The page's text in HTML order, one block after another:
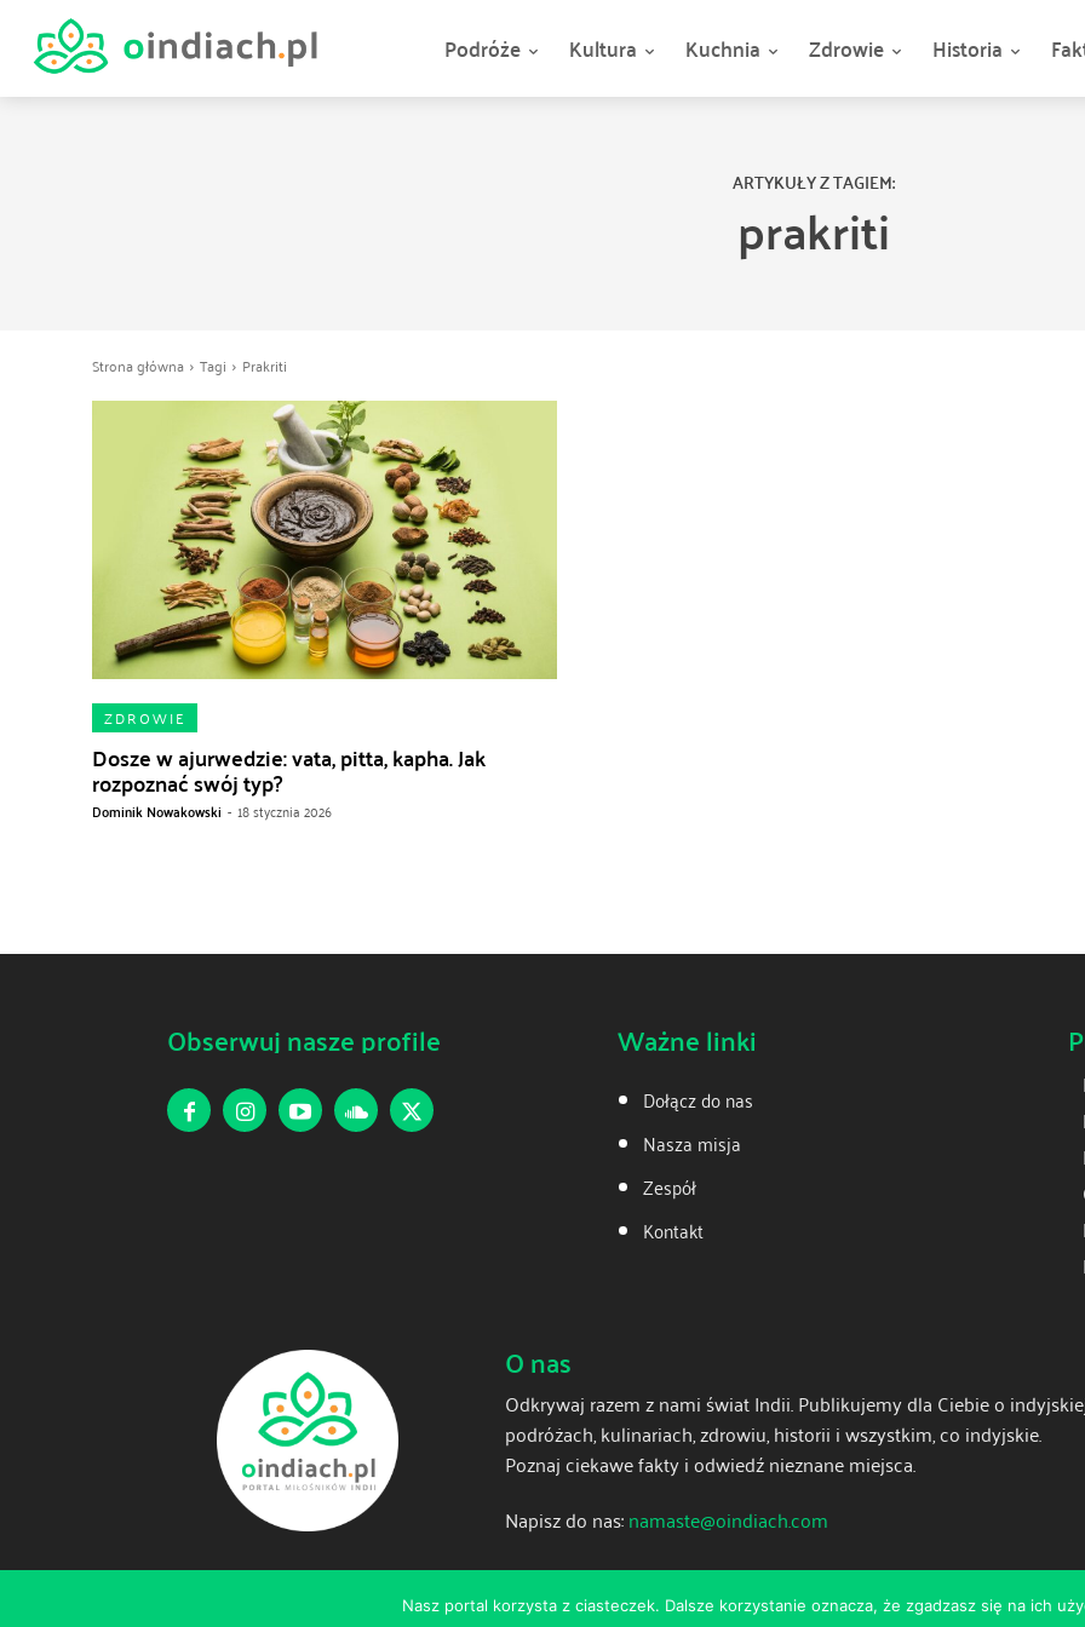
Podróże Kultura Kuchnia Zdrowie Historia
ARTYKUŁY Z TAGIEM:
prakriti
Strona główna Tagi Prakriti
ZDROWIE
Dosze w ajurwedzie: vata, pitta, kapha. Jak
rozpoznać swój typ?
Dominik Nowakowski - 18 stycznia 2026
Obserwuj nasze profile Ważne linki
Dołącz do nas
Nasza misja
Zespół
Kontakt
O nas
Odkrywaj razem z nami świat Indii. Publikujemy dla Ciebie o
podróżach, kulinariach, zdrowiu, historii i wszystkim, co indyjskie.
Poznaj ciekawe fakty i odwiedź nieznane miejsca.
Napisz do nas:namaste@oindiach.com
© 2025 oindiach.pl - wszelkie prawa zastrzeżone
Nasz portal korzysta z ciasteczek. Dalsze korzystanie oznacza, że zgadzasz się na ich